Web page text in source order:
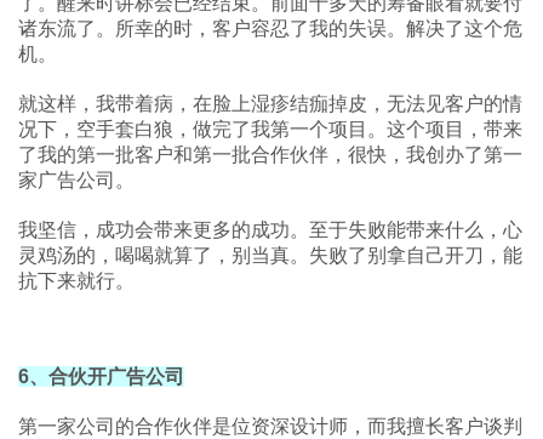
诸东流了。所幸的时，客户容忍了我的失误。解决了这个危
机。
就这样，我带着病，在脸上湿疹结痂掉皮，无法见客户的情
况下，空手套白狼，做完了我第一个项目。这个项目，带来
了我的第一批客户和第一批合作伙伴，很快，我创办了第一
家广告公司。
我坚信，成功会带来更多的成功。至于失败能带来什么，心
灵鸡汤的，喝喝就算了，别当真。失败了别拿自己开刀，能
抗下来就行。
6、合伙开广告公司
第一家公司的合作伙伴是位资深设计师，而我擅长客户谈判